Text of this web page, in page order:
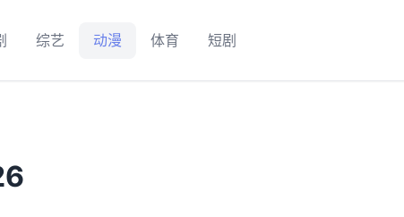
综艺 动漫 体育 短剧